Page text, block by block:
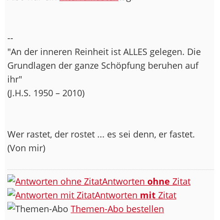
--
"An der inneren Reinheit ist ALLES gelegen. Die
Grundlagen der ganze Schöpfung beruhen auf
ihr"
(J.H.S. 1950 – 2010)
Wer rastet, der rostet ... es sei denn, er fastet.
(Von mir)
Antworten ohne Zitat
Antworten mit Zitat
Themen-Abo bestellen